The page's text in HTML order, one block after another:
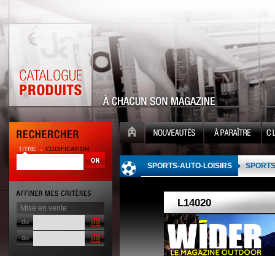
TITRE CODIFICATION
Mise en vente
du
au
SPORTS-AUTO-LOISIRS SPORTS